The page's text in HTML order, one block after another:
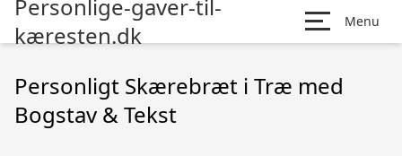
Personlige-gaver-til-
kæresten.dk
Menu
Personligt Skærebræt i Træ med
Bogstav & Tekst